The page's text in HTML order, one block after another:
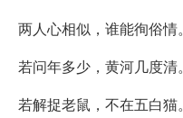
两人心相似，谁能徇俗情。
若问年多少，黄河几度清。
若解捉老鼠，不在五白猫。